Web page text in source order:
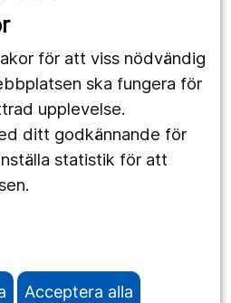
för att viss nödvändig
ska fungera för
upplevelse.
ditt godkännande för
statistik för att
Acceptera alla